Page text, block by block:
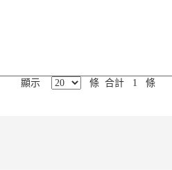
顯示 條 合計 1 條